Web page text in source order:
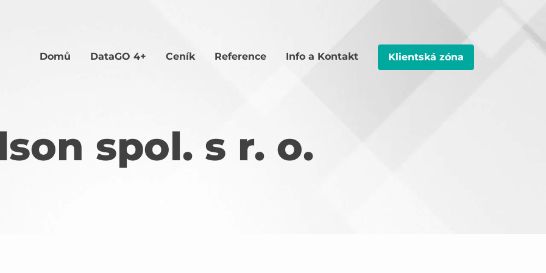
Domů DataGO 4+ Ceník Reference Info a Kontakt Klientská zóna
spol. s r. o.